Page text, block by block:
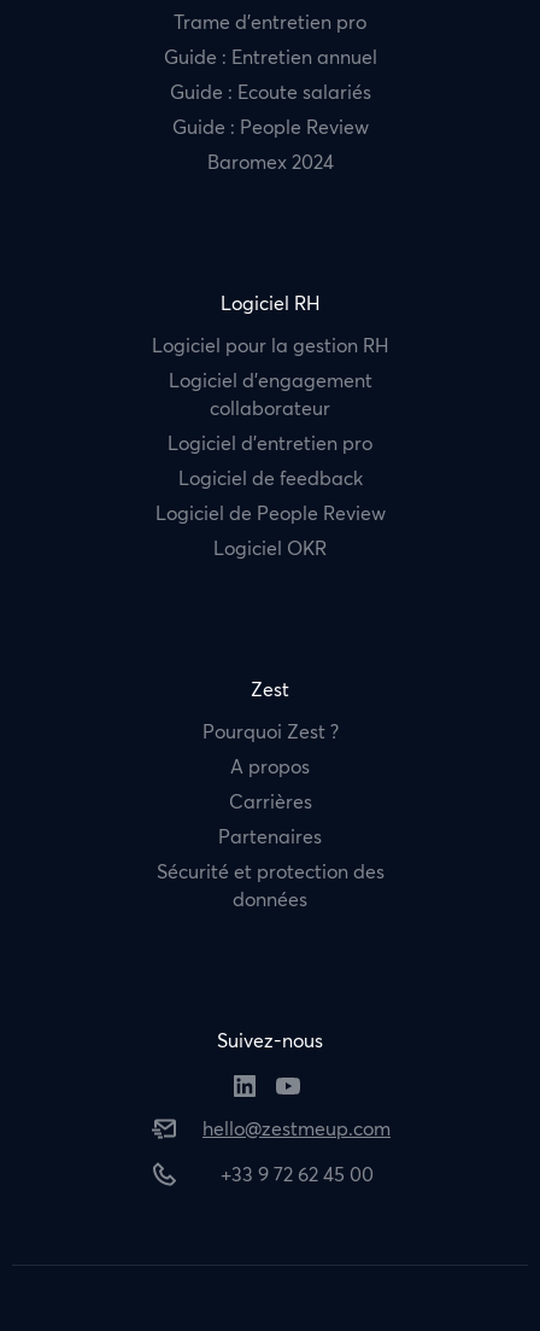
Trame d’entretien pro
Guide : Entretien annuel
Guide : Ecoute salariés
Guide : People Review
Baromex 2024
Logiciel RH
Logiciel pour la gestion RH
Logiciel d’engagement
collaborateur
Logiciel d’entretien pro
Logiciel de feedback
Logiciel de People Review
Logiciel OKR
Zest
Pourquoi Zest ?
A propos
Carrières
Partenaires
Sécurité et protection des
données
Suivez-nous
hello@zestmeup.com
+33 9 72 62 45 00